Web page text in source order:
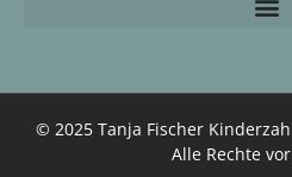
© 2025 Tanja Fischer
Alle Rechte